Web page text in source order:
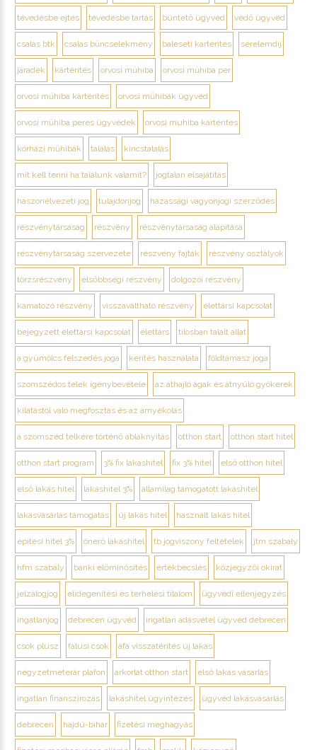
tévedésbe ejtés tévedésbe tartás büntető ügyvéd védő ügyvéd
csalás btk csalás bűncselekmény baleseti kártérítés sérelemdíj
járadék kártérítés orvosi műhiba orvosi műhiba per
orvosi műhiba kártérítés orvosi műhibák ügyvéd
orvosi műhiba peres ügyvédek orvosi muhiba kártérítes
kórházi műhibák találás kincstalálás
mit kell tenni ha találunk valamit? jogtalan elsajátítás
haszonélvezeti jog tulajdonjog házassági vagyonjogi szerződés
részvénytársaság részvény részvénytársaság alapítása
részvénytársaság szervezete részvény fajták részvény osztályok
törzsrészvény elsőbbségi részvény dolgozói részvény
kamatozó részvény visszaváltható részvény élettársi kapcsolat
bejegyzett élettársi kapcsolat élettárs tilosban talált állat
a gyümölcs felszedés joga kerítés használata földtámasz joga
szomszédos telek igénybevétele az áthajló ágak és átnyúló gyökerek
kilátástól való megfosztás és az árnyékolás
a szomszéd telkére történő ablaknyitás otthon start otthon start hitel
otthon start program 3% fix lakáshitel fix 3% hitel első otthon hitel
első lakás hitel lakáshitel 3% államilag támogatott lakáshitel
lakásvásárlás támogatás új lakás hitel használt lakás hitel
építési hitel 3% önerő lakáshitel tb jogviszony feltételek jtm szabály
hfm szabály banki előminősítés értékbecslés közjegyzői okirat
jelzálogjog elidegenítési és terhelési tilalom ügyvédi ellenjegyzés
ingatlanjog debrecen ügyvéd ingatlan adásvétel ügyvéd debrecen
csok plusz falusi csok áfa visszatérítés új lakás
négyzetméterár plafon árkorlát otthon start első lakás vásárlás
ingatlan finanszírozás lakáshitel ügyintézés ügyvéd lakásvásárlás
debrecen hajdú-bihar fizetési meghagyás